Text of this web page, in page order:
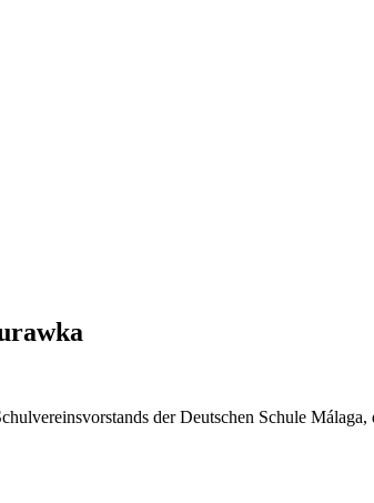
der Deutschen Schule